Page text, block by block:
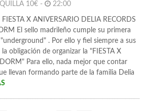
10€ - 22:00
X ANIVERSARIO DELIA RECORDS
El sello madrileño cumple su primera
. Por ello y fiel siempre a sus
obligación de organizar la "FIESTA X
Para ello, nada mejor que contar
llevan formando parte de la familia Delia